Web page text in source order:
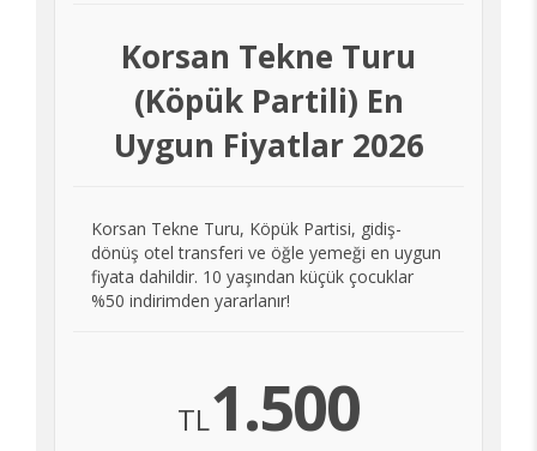
Korsan Tekne Turu
(Köpük Partili) En
Uygun Fiyatlar 2026
Korsan Tekne Turu, Köpük Partisi, gidiş-
dönüş otel transferi ve öğle yemeği en uygun
fiyata dahildir. 10 yaşından küçük çocuklar
%50 indirimden yararlanır!
TL1.500